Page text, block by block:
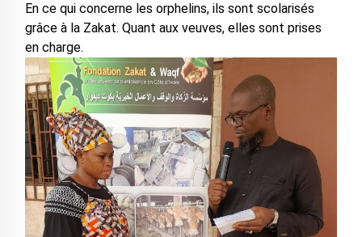
En ce qui concerne les orphelins, ils sont scolarisés
grâce à la Zakat. Quant aux veuves, elles sont prises
en charge.